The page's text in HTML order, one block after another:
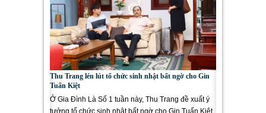
Thu Trang lén lút tổ chức sinh nhật bất ngờ cho Gin
Tuấn Kiệt
Ở Gia Đình Là Số 1 tuần này, Thu Trang đề xuất ý
tưởng tổ chức sinh nhật bất ngờ cho Gin Tuấn Kiệt.